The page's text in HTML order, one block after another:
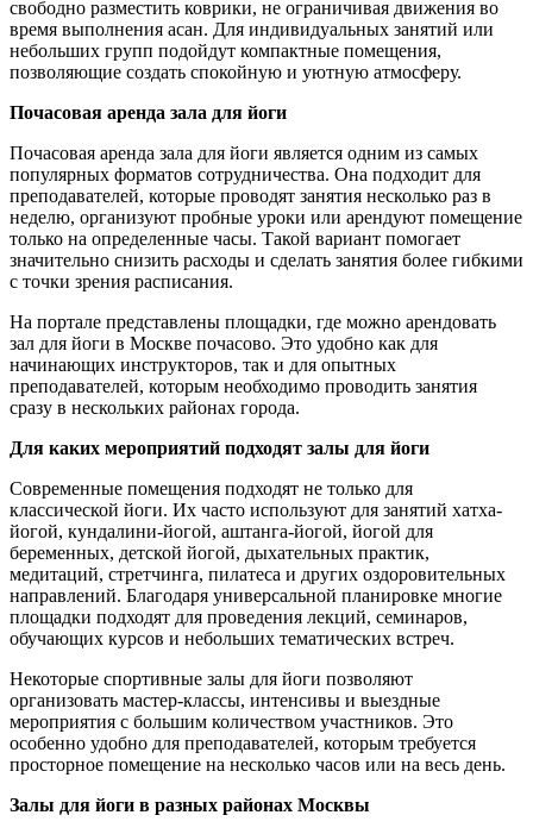
свободно разместить коврики, не ограничивая движения во
время выполнения асан. Для индивидуальных занятий или
небольших групп подойдут компактные помещения,
позволяющие создать спокойную и уютную атмосферу.
Почасовая аренда зала для йоги
Почасовая аренда зала для йоги является одним из самых
популярных форматов сотрудничества. Она подходит для
преподавателей, которые проводят занятия несколько раз в
неделю, организуют пробные уроки или арендуют помещение
только на определенные часы. Такой вариант помогает
значительно снизить расходы и сделать занятия более гибкими
с точки зрения расписания.
На портале представлены площадки, где можно арендовать
зал для йоги в Москве почасово. Это удобно как для
начинающих инструкторов, так и для опытных
преподавателей, которым необходимо проводить занятия
сразу в нескольких районах города.
Для каких мероприятий подходят залы для йоги
Современные помещения подходят не только для
классической йоги. Их часто используют для занятий хатха-
йогой, кундалини-йогой, аштанга-йогой, йогой для
беременных, детской йогой, дыхательных практик,
медитаций, стретчинга, пилатеса и других оздоровительных
направлений. Благодаря универсальной планировке многие
площадки подходят для проведения лекций, семинаров,
обучающих курсов и небольших тематических встреч.
Некоторые спортивные залы для йоги позволяют
организовать мастер-классы, интенсивы и выездные
мероприятия с большим количеством участников. Это
особенно удобно для преподавателей, которым требуется
просторное помещение на несколько часов или на весь день.
Залы для йоги в разных районах Москвы